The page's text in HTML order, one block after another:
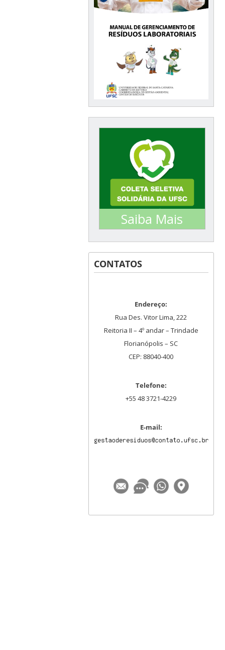
Saiba Mais
Saiba tudo que
está acontecendo
relacionado à
Solidária na UFSC!
CONTATOS
Endereço:
Rua Des. Vitor Lima, 222
Reitoria II – 4º andar – Trindade
Florianópolis – SC
CEP: 88040-400
Telefone:
+55 48 3721-4229
E-mail: